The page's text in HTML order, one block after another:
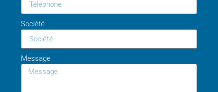
Société
Message